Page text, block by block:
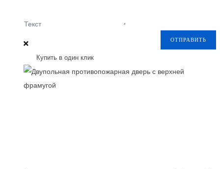
Текст
ОТПРАВИТЬ
Купить в один клик